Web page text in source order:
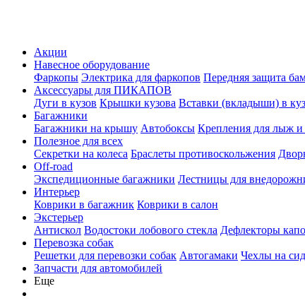
Акции
Навесное оборудование
Фаркопы Электрика для фаркопов Передняя защита
Аксессуары для ПИКАПОВ
Дуги в кузов Крышки кузова Вставки (вкладыши) в
Багажники
Багажники на крышу Автобоксы Крепления для лыж и
Полезное для всех
Секретки на колеса Браслеты противоскольжения
Off-road
Экспедиционные багажники Лестницы для
Интерьер
Коврики в багажник Коврики в салон
Экстерьер
Антискол Водостоки лобового стекла Дефлекторы
Перевозка собак
Решетки для перевозки собак Автогамаки Чехлы на
Запчасти для автомобилей
Еще